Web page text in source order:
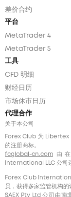
差价合约
平台
MetaTrader 4
MetaTrader 5
工具
CFD 明细
财经日历
市场休市日历
代理合作
关于本公司
Forex Club 为
的注册商标。
fcglobal-cn.com 由
International LLC 公司运
Forex Club
员，获得多家监管机构的
SAEX Pty Ltd 公司由南